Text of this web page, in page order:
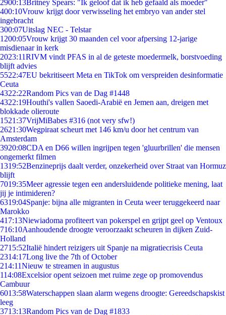
2900:13Britney Spears: "Ik geloof dat ik heb gefaald als moeder"
400:10Vrouw krijgt door verwisseling het embryo van ander stel
ingebracht
300:07Uitslag NEC - Telstar
1200:05Vrouw krijgt 30 maanden cel voor afpersing 12-jarige
misdienaar in kerk
2023:11RIVM vindt PFAS in al de geteste moedermelk, borstvoeding
blijft advies
5522:47EU bekritiseert Meta en TikTok om verspreiden desinformatie
Ceuta
4322:22Random Pics van de Dag #1448
4322:19Houthi's vallen Saoedi-Arabië en Jemen aan, dreigen met
blokkade olieroute
1521:37VrijMiBabes #316 (not very sfw!)
2621:30Wegpiraat scheurt met 146 km/u door het centrum van
Amsterdam
3920:08CDA en D66 willen ingrijpen tegen 'gluurbrillen' die mensen
ongemerkt filmen
1319:52Benzineprijs daalt verder, onzekerheid over Straat van Hormuz
blijft
7019:35Meer agressie tegen een andersluidende politieke mening, laat
jij je intimideren?
6319:04Spanje: bijna alle migranten in Ceuta weer teruggekeerd naar
Marokko
417:13Niewiadoma profiteert van pokerspel en grijpt geel op Ventoux
716:10Aanhoudende droogte veroorzaakt scheuren in dijken Zuid-
Holland
2715:52Italië hindert reizigers uit Spanje na migratiecrisis Ceuta
2314:17Long live the 7th of October
214:11Nieuw te streamen in augustus
114:08Excelsior opent seizoen met ruime zege op promovendus
Cambuur
6013:58Waterschappen slaan alarm wegens droogte: Gereedschapskist
leeg
3713:13Random Pics van de Dag #1833